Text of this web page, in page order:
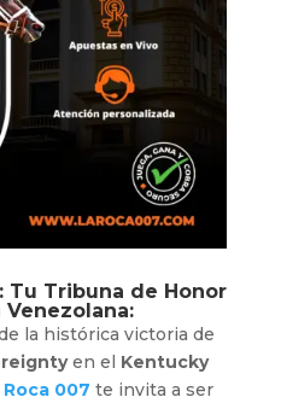
: Tu Tribuna de Honor
Venezolana:
la histórica victoria de
en el Kentucky
007 te invita a ser